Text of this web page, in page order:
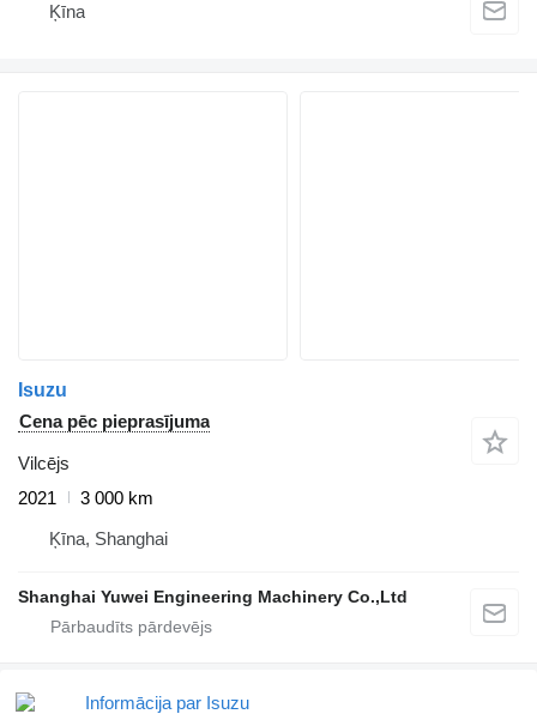
Ķīna
Isuzu
Cena pēc pieprasījuma
Vilcējs
2021
3 000 km
Ķīna, Shanghai
Shanghai Yuwei Engineering Machinery Co.,Ltd
Informācija par Isuzu